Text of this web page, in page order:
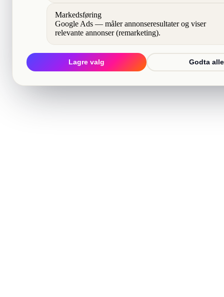
Markedsføring
Google Ads — måler annonseresultater og viser
relevante annonser (remarketing).
Lagre valg Godta alle